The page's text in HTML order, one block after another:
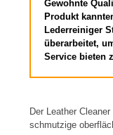
Gewohnte
Produkt
Lederreiniger
überarbeitet,
Service bieten
Der Leather
schmutzige